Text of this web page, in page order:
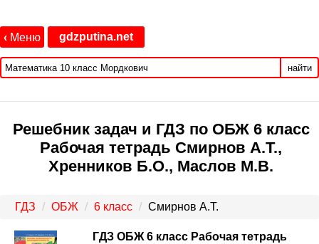
‹ Меню gdzputina.net
найти
Решебник задач и ГДЗ по ОБЖ 6 класс
Рабочая тетрадь Смирнов А.Т.,
Хренников Б.О., Маслов М.В.
ГДЗ ОБЖ 6 класс Смирнов А.Т.
ГДЗ ОБЖ 6 класс Рабочая тетрадь